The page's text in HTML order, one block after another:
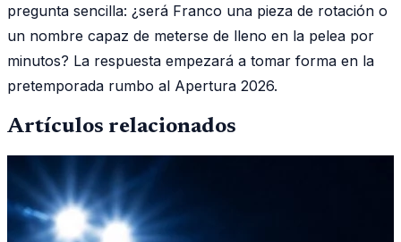
pregunta sencilla: ¿será Franco una pieza de rotación o
un nombre capaz de meterse de lleno en la pelea por
minutos? La respuesta empezará a tomar forma en la
pretemporada rumbo al Apertura 2026.
Artículos relacionados